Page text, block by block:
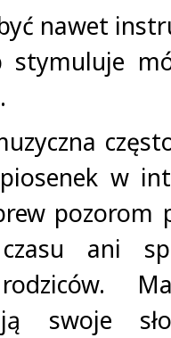
nawet
stymuluje
piosenek w
pozorom
ani
swoje